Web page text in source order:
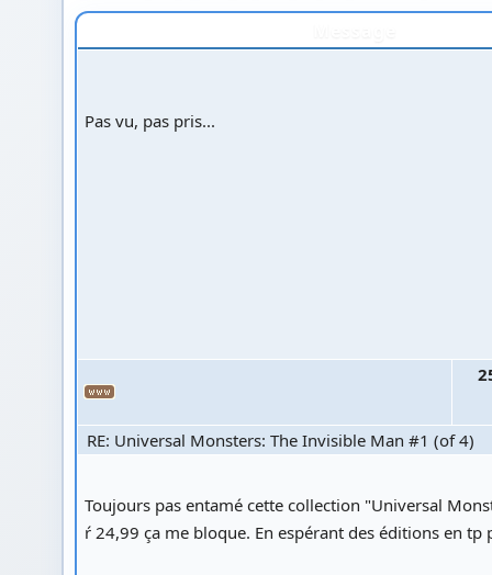
Pas vu, pas pris...
RE: Universal Monsters: The Invisible Man #1 (of 4)
Toujours pas entamé cette collection "Universal
ŕ 24,99 ça me bloque. En espérant des éditions en tp